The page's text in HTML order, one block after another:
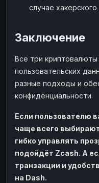
случае хакерского
Заключение
Все три
пользовательских
разные подходы и
конфиденциальности.
Если пользователю
чаще всего
гибко управлять
подойдёт Zcash. А
транзакции и
на Dash.